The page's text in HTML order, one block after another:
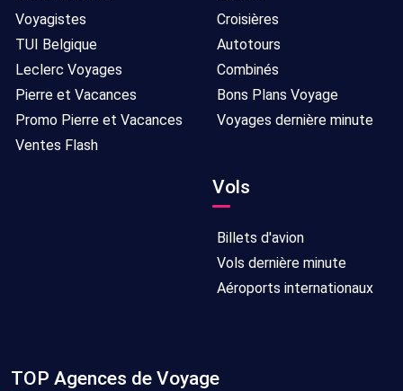
Voyagistes
TUI Belgique
Leclerc Voyages
Pierre et Vacances
Promo Pierre et Vacances
Ventes Flash
Croisières
Autotours
Combinés
Bons Plans Voyage
Voyages dernière minute
Vols
Billets d'avion
Vols dernière minute
Aéroports internationaux
TOP Agences de Voyage